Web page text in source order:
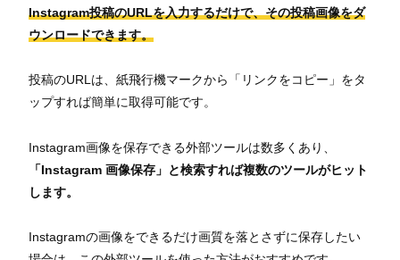
Instagram投稿のURLを入力するだけで、その投稿画像をダ
ウンロードできます。
投稿のURLは、紙飛行機マークから「リンクをコピー」をタ
ップすれば簡単に取得可能です。
Instagram画像を保存できる外部ツールは数多くあり、
「Instagram 画像保存」と検索すれば複数のツールがヒット
します。
Instagramの画像をできるだけ画質を落とさずに保存したい